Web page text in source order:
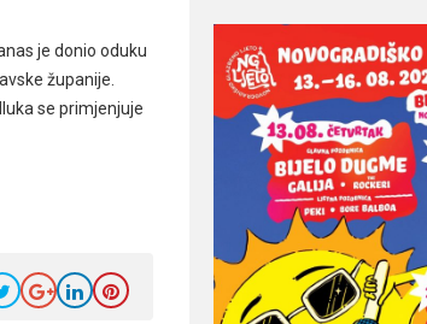
je donio oduku
županije.
se primjenjuje